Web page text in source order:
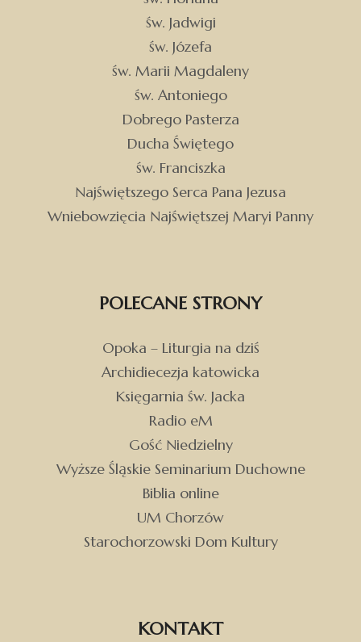
św. Jadwigi
św. Józefa
św. Marii Magdaleny
św. Antoniego
Dobrego Pasterza
Ducha Świętego
św. Franciszka
Najświętszego Serca Pana Jezusa
Wniebowzięcia Najświętszej Maryi Panny
POLECANE STRONY
Opoka – Liturgia na dziś
Archidiecezja katowicka
Księgarnia św. Jacka
Radio eM
Gość Niedzielny
Wyższe Śląskie Seminarium Duchowne
Biblia online
UM Chorzów
Starochorzowski Dom Kultury
KONTAKT